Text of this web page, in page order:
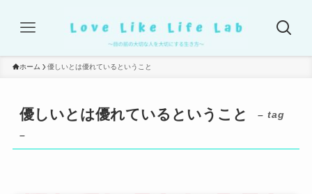
ホーム 優しいとは優れているということ
優しいとは優れているということ
– tag
–